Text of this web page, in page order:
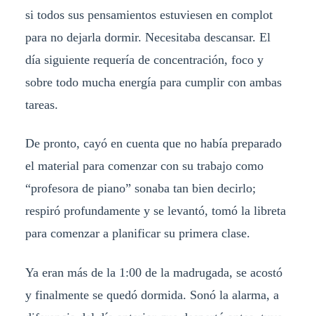
si todos sus pensamientos estuviesen en complot
para no dejarla dormir. Necesitaba descansar. El
día siguiente requería de concentración, foco y
sobre todo mucha energía para cumplir con ambas
tareas.
De pronto, cayó en cuenta que no había preparado
el material para comenzar con su trabajo como
“profesora de piano” sonaba tan bien decirlo;
respiró profundamente y se levantó, tomó la libreta
para comenzar a planificar su primera clase.
Ya eran más de la 1:00 de la madrugada, se acostó
y finalmente se quedó dormida. Sonó la alarma, a